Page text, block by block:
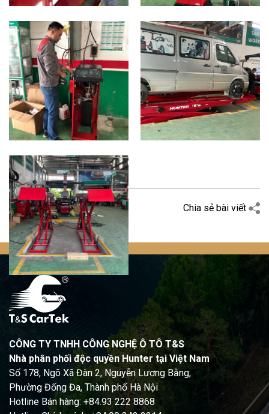
Quay trở lại Chia sẻ bài viết
CÔNG TY TNHH CÔNG NGHỆ Ô TÔ T&S
Nhà phân phối độc quyền Hunter tại Việt Nam
Số 178, Ngõ Xã Đàn 2, Nguyễn Lương Bằng,
Phường Đống Đa, Thành phố Hà Nội
Hotline Bán hàng: +84.93 222 8868